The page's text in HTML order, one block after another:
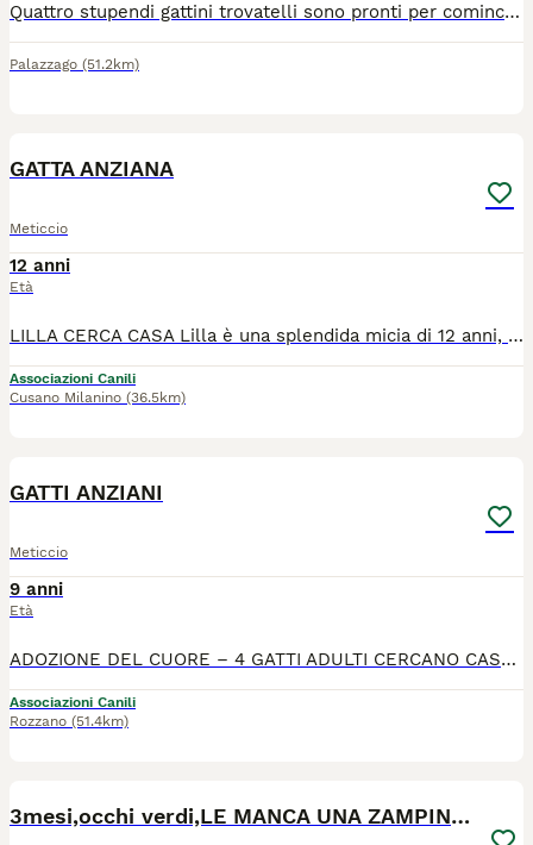
Quattro stupendi gattini trovatelli sono pronti per cominciare la vita in una nuova famiglia. Le femmine Pica e Tina sono sorelline dolcissime e affettuosissime di circa 4 mesi. Sono state trovate abbandonate che miagolavano disperate e affamate. Ora stanno benissimo, sverminate e spulciate, FIV/FeLV/FCoV negative. I maschietti Piko e Bok sono stati trovati in una radura in mezzo al nulla e solo uno stradone pericoloso. Hanno circa 3 mesi e sono vivaci e allegri, sverminati e spulciati, FIV/FeLV/FCoV negativi. Tutti i quattro gattini si trovano ad Almenno San Bartolomeo (BG). Si cerca adozione, preferibilmente di coppia, in Bergamo e provincie limitrofe. Info al 3479154591.
Palazzago (51.2km)
GATTA ANZIANA
Meticcio
12 anni
Età
LILLA CERCA CASA Lilla è una splendida micia di 12 anni, dal carattere dolcissimo. Ama le coccole e ricambia con tantissime fusa! È sterilizzata, vaccinata e in perfetta salute. Purtroppo non va d'accordo con altri animali, quindi cerca una famiglia che possa accoglierla come figlia unica, così da poter vivere serena e ricevere tutto l’amore che merita. Si trova a Cusano Milanino (MI) È pronta a entrare nel cuore di chi saprà darle una nuova possibilità. Se vuoi darle una casa per sempre, contattaci!
Associazioni Canili
Cusano Milanino (36.5km)
GATTI ANZIANI
Meticcio
9 anni
Età
ADOZIONE DEL CUORE – 4 GATTI ADULTI CERCANO CASA Per gravi problemi di salute, la loro padrona non può purtroppo più prendersi cura di loro. Cerchiamo quindi una nuova famiglia amorevole per questi 4 splendidi gatti, adottabili anche singolarmente. Si trovano a Rozzano Abituati a vivere in appartamento Tutti sono sterilizzati, vaccinati, microchippati e testati FIV/FELV negativi BABY Maschio, 9 anni (nato a marzo 2017)(nella prima foto) Molto coccolone, giocherellone e tranquillo Ama la compagnia e le attenzioni TIGRO Maschio, 11 anni (nato a luglio 2015)(nella seconda, terza e quarta foto) Affettuoso e dolcissimo, grande amante delle coccole Carattere calmo e pacato MARGOT Femmina, 10 anni (nata a marzo 2016) (nella quinta foto) Molto calma e tranquilla, riservata e delicata Ideale per un ambiente sereno GRACE Femmina, 10 anni (nata a marzo 2016) (nella sesta e settima foto) Tranquilla ma anche giocherellona Dolce e ben equilibrata Sono gatti abituati all’amore e alla vita domestica, e meritano una nuova possibilità in una casa che sappia accoglierli con rispetto e affetto.
Associazioni Canili
Rozzano (51.4km)
3mesi,occhi verdi,LE MANCA UNA ZAMPINA! MILANO